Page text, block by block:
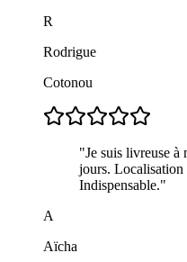
R
Rodrigue
Cotonou
"Je suis livreuse à
jours. Localisation
Indispensable."
A
Aïcha